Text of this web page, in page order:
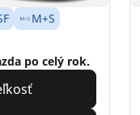
M+S
po celý rok.